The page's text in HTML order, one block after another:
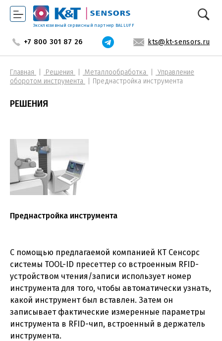
Эксклюзивный сервисный партнер BALLUFF
+7 800 301 87 26 kts@kt-sensors.ru
Главная Решения Металлообработка
Управление
оборотом инструмента
Преднастройка инструмента
РЕШЕНИЯ
Преднастройка инструмента
С помощью предлагаемой компанией КТ Сенсорс
системы TOOL-ID пресеттер со встроенным RFID-
устройством чтения/записи использует номер
инструмента для того, чтобы автоматически узнать,
какой инструмент был вставлен. Затем он
записывает фактические измеренные параметры
инструмента в RFID-чип, встроенный в держатель
инструмента.